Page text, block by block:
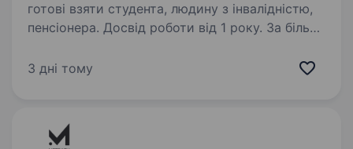
готові взяти студента, людину з інвалідністю,
пенсіонера. Досвід роботи від 1 року. За більш
та роботу в компанії переходьте в наш HR-
start=e34efcd3bf7dТвоя експертність коштує
більше. Переходь у сферу…
3 дні тому